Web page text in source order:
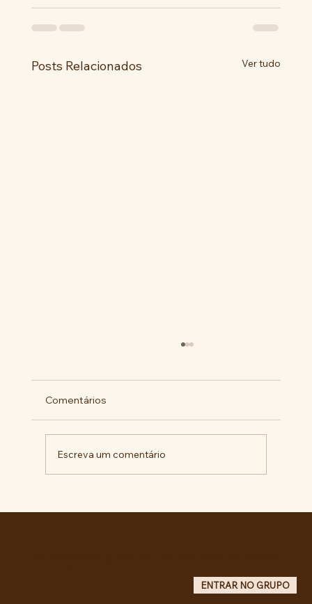
Posts Relacionados Ver tudo
Comentários
Escreva um comentário
ENTRAR NO GRUPO